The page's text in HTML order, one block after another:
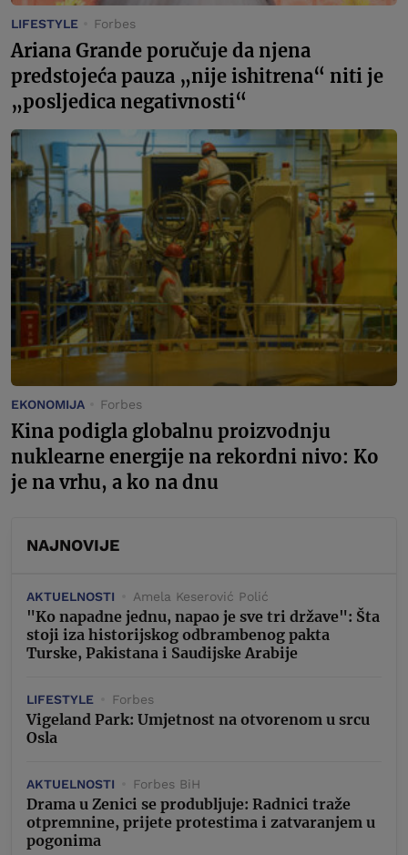
LIFESTYLE Forbes
Ariana Grande poručuje da njena
predstojeća pauza „nije ishitrena“ niti je
„posljedica negativnosti“
EKONOMIJA Forbes
Kina podigla globalnu proizvodnju
nuklearne energije na rekordni nivo: Ko
je na vrhu, a ko na dnu
NAJNOVIJE
AKTUELNOSTI Amela Keserović Polić
"Ko napadne jednu, napao je sve tri države": Šta
stoji iza historijskog odbrambenog pakta
Turske, Pakistana i Saudijske Arabije
LIFESTYLE Forbes
Vigeland Park: Umjetnost na otvorenom u srcu
Osla
AKTUELNOSTI Forbes BiH
Drama u Zenici se produbljuje: Radnici traže
otpremnine, prijete protestima i zatvaranjem u
pogonima